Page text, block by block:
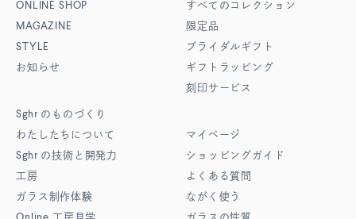
ONLINE SHOP
MAGAZINE
STYLE
お知らせ
Sghr のものづくり
わたしたちについて
Sghr の技術と開発力
工房
ガラス制作体験
すべてのコレクション
限定品
ブライダルギフト
ギフトラッピング
刻印サービス
マイページ
ショッピングガイド
よくある質問
ながく使う